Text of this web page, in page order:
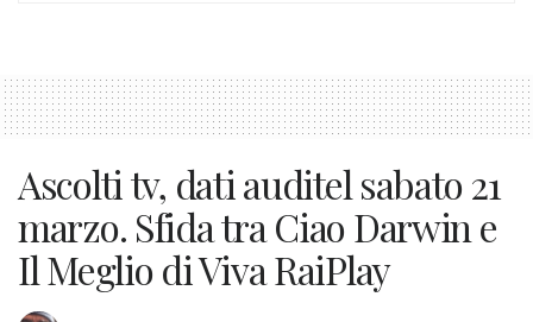
Ascolti tv, dati auditel sabato 21
marzo. Sfida tra Ciao Darwin e
Il Meglio di Viva RaiPlay